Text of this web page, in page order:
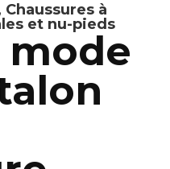
Chaussures à
et nu-pieds
mode